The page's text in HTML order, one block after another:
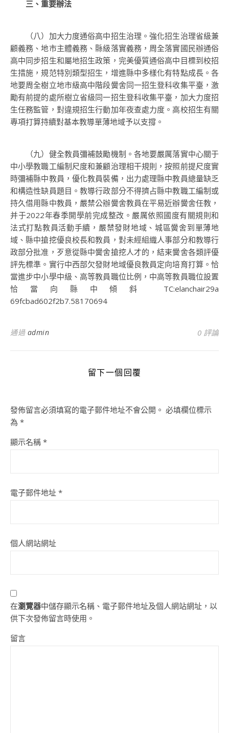
三、重要辦法
（八）加大力度通俗高中招生治理。強化招生治理省級兼
顧義務、地市主體義務、縣級落實義務，周全落實國民辦通俗
高中同步招生和屬地招生政策，完美優質通俗高中目標到校招
生措施，規范特別類型招生，增進縣中多樣化有特點成長。各
地要周全樹立地市級高中階段黌舍同一招生登科收集平臺，激
勵有前提的處所樹立省級同一招生登科收集平臺，加大力度招
生任務監管，對違規招生行動加年夜查處力度。高校招生有關
專項打算持續對基本教導單薄地域予以支撐。
（九）健全教員彌補鼓勵機制。各地要嚴厲落實中心關于
中小學教職工編制尺度和兼顧治理相干規則，按照前提尺度實
時彌補縣中教員，優化教員裝備，出力處理縣中教員總量缺乏
和構造性缺員題目。教導行政部分不得擠占縣中教職工編制或
持久借用縣中教員，嚴禁公辦黌舍教員在平易近辦黌舍任教，
并于2022年春季開學前完成整改。嚴厲依照國度有關規則和
法式打點教員活動手續，嚴禁發財地域、城區黌舍到單薄地
域、縣中搶挖優良校長和教員，對未經組織人事部分和教導行
政部分批准，歹意從縣中黌舍搶挖人才的，結束黌舍各類評優
評先標準。實行中西部欠發財地域優良教員定向培育打算。恰
當進步中小學中級、高等教員職位比例，中高等教員職位設置
恰當向縣中傾斜 TC:elanchair29a
69fcbad602f2b7.58170694
通過 admin 0 評論
留下一個回覆
發佈留言必須填寫的電子郵件地址不會公開。 必填欄位標示
為 *
顯示名稱 *
電子郵件地址 *
個人網站網址
在瀏覽器中儲存顯示名稱、電子郵件地址及個人網站網址，以
供下次發佈留言時使用。
留言